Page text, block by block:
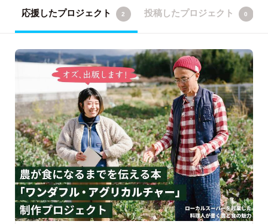
応援したプロジェクト 2 投稿したプロジェクト 0